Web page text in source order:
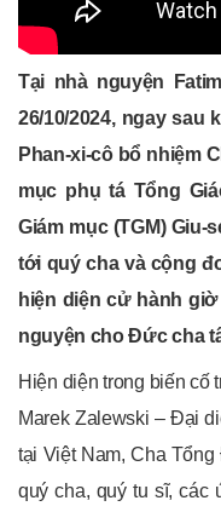
Tại nhà nguyện
26/10/2024, ngay
Phan-xi-cô bổ nhiệm
mục phụ tá Tổng
Giám mục (TGM) Giu-
tới quý cha và cộng
hiện diện cử hành
nguyện cho Đức cha
Hiện diện trong biến cố
Marek Zalewski – Đại
tại Việt Nam, Cha
quý cha, quý tu sĩ, các